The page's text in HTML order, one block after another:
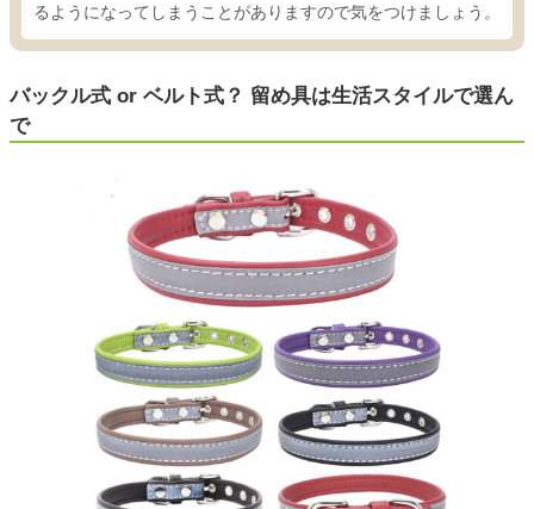
るようになってしまうことがありますので気をつけましょう。
バックル式 or ベルト式？ 留め具は生活スタイルで選ん
で